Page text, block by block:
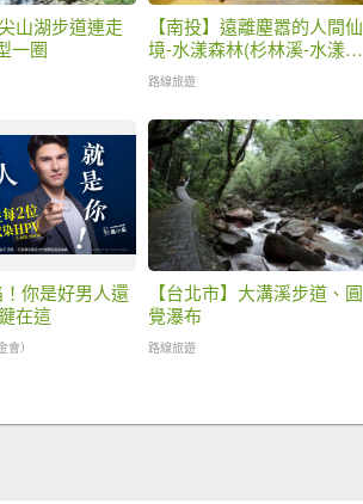
山湖步道連走
一圈
【南投】遠離塵嚣的人間仙
境-水漾森林(杉林溪-水漾森
林單攻)
路線旅遊
你是好男人還
在這
）
【台北市】大溝溪步道、圓
覺瀑布
路線旅遊